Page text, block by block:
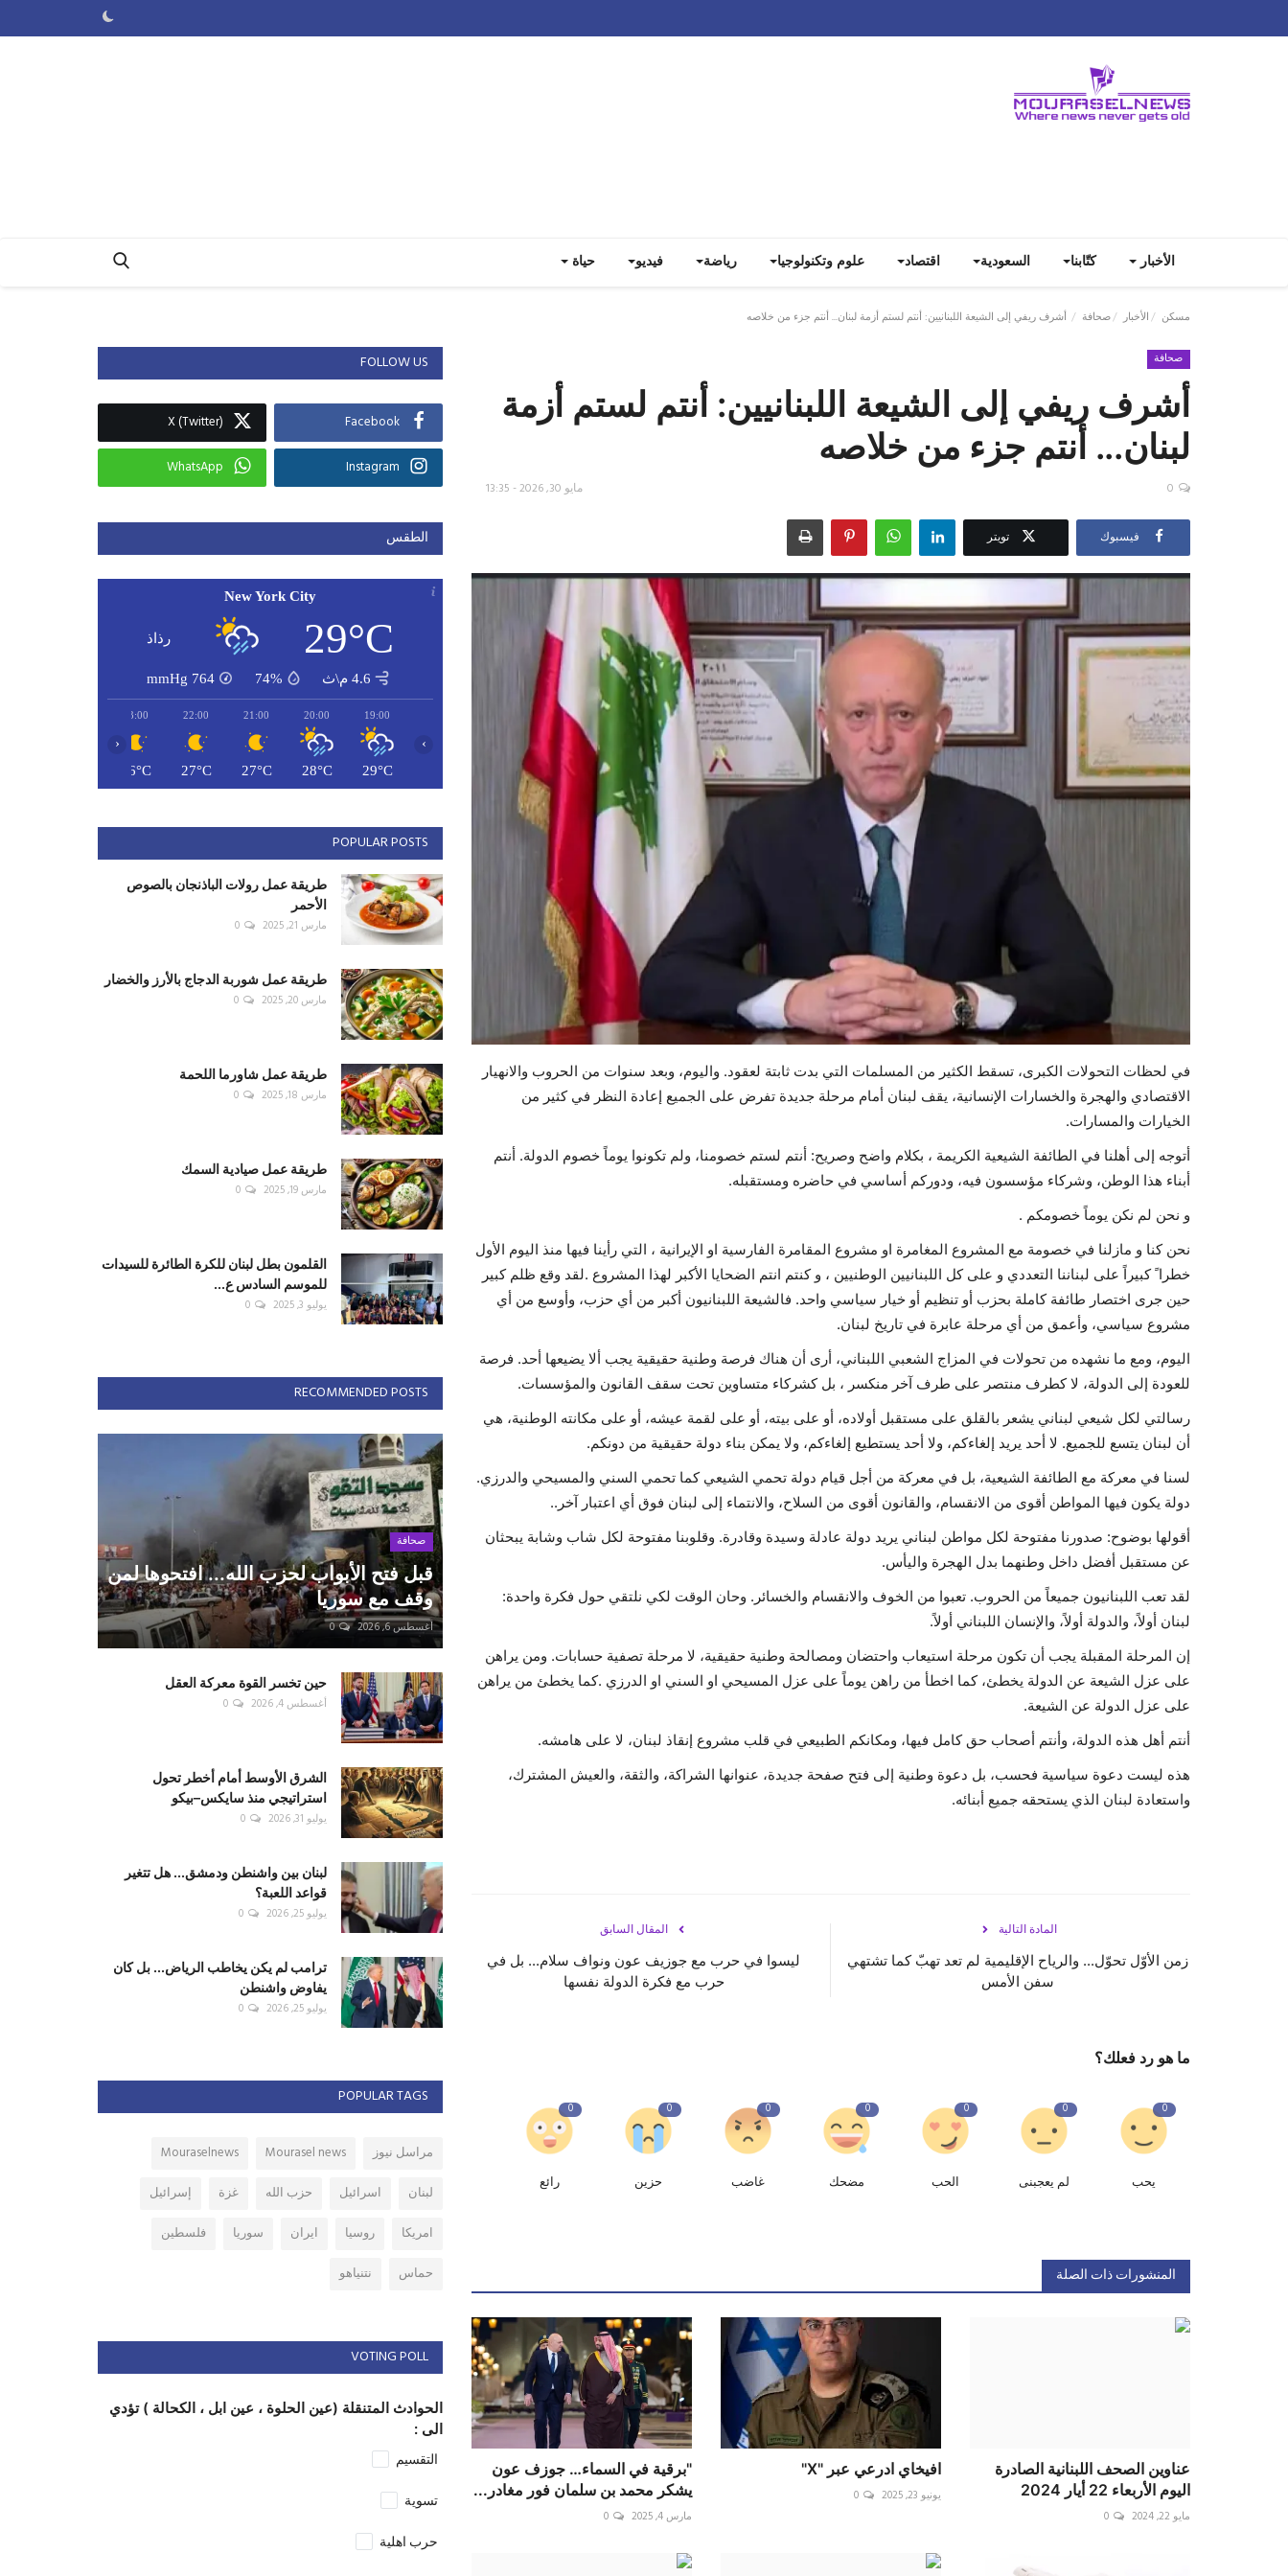
الأخبار كتّابنا السعودية اقتصاد علوم وتكنولوجيا رياضة فيديو حياة
مسكن الأخبار صحافة أشرف ريفي إلى الشيعة اللبنانيين: أنتم لستم أزمة لبنان... أنتم جزء من خلاصه
صحافة
أشرف ريفي إلى الشيعة اللبنانيين: أنتم لستم أزمة
لبنان... أنتم جزء من خلاصه
مايو 30, 2026 - 13:35 0
فيسبوك تويتر
في لحظات التحولات الكبرى، تسقط الكثير من المسلمات التي بدت ثابتة لعقود. واليوم، وبعد سنوات من الحروب والانهيار
الاقتصادي والهجرة والخسارات الإنسانية، يقف لبنان أمام مرحلة جديدة تفرض على الجميع إعادة النظر في كثير من
الخيارات والمسارات.
أتوجه إلى أهلنا في الطائفة الشيعية الكريمة ، بكلام واضح وصريح: أنتم لستم خصومنا، ولم تكونوا يوماً خصوم الدولة. أنتم
أبناء هذا الوطن، وشركاء مؤسسون فيه، ودوركم أساسي في حاضره ومستقبله.
و نحن لم نكن يوماً خصومكم .
نحن كنا و مازلنا في خصومة مع المشروع المغامرة او مشروع المقامرة الفارسية او الإيرانية ، التي رأينا فيها منذ اليوم الأول
خطرا ً كبيراً على لبناننا التعددي و على كل اللبنانيين الوطنيين ، و كنتم انتم الضحايا الأكبر لهذا المشروع .لقد وقع ظلم كبير
حين جرى اختصار طائفة كاملة بحزب أو تنظيم أو خيار سياسي واحد. فالشيعة اللبنانيون أكبر من أي حزب، وأوسع من أي
مشروع سياسي، وأعمق من أي مرحلة عابرة في تاريخ لبنان.
اليوم، ومع ما نشهده من تحولات في المزاج الشعبي اللبناني، أرى أن هناك فرصة وطنية حقيقية يجب ألا يضيعها أحد. فرصة
للعودة إلى الدولة، لا كطرف منتصر على طرف آخر منكسر ، بل كشركاء متساوين تحت سقف القانون والمؤسسات.
رسالتي لكل شيعي لبناني يشعر بالقلق على مستقبل أولاده، أو على بيته، أو على لقمة عيشه، أو على مكانته الوطنية، هي
أن لبنان يتسع للجميع. لا أحد يريد إلغاءكم، ولا أحد يستطيع إلغاءكم، ولا يمكن بناء دولة حقيقية من دونكم.
لسنا في معركة مع الطائفة الشيعية، بل في معركة من أجل قيام دولة تحمي الشيعي كما تحمي السني والمسيحي والدرزي.
دولة يكون فيها المواطن أقوى من الانقسام، والقانون أقوى من السلاح، والانتماء إلى لبنان فوق أي اعتبار آخر..
أقولها بوضوح: صدورنا مفتوحة لكل مواطن لبناني يريد دولة عادلة وسيدة وقادرة. وقلوبنا مفتوحة لكل شاب وشابة يبحثان
عن مستقبل أفضل داخل وطنهما بدل الهجرة واليأس.
لقد تعب اللبنانيون جميعاً من الحروب. تعبوا من الخوف والانقسام والخسائر. وحان الوقت لكي نلتقي حول فكرة واحدة:
لبنان أولاً، والدولة أولاً، والإنسان اللبناني أولاً.
إن المرحلة المقبلة يجب أن تكون مرحلة استيعاب واحتضان ومصالحة وطنية حقيقية، لا مرحلة تصفية حسابات. ومن يراهن
على عزل الشيعة عن الدولة يخطئ، كما اخطأ من راهن يوماً على عزل المسيحي او السني او الدرزي .كما يخطئ من يراهن
على عزل الدولة عن الشيعة.
أنتم أهل هذه الدولة، وأنتم أصحاب حق كامل فيها، ومكانكم الطبيعي في قلب مشروع إنقاذ لبنان، لا على هامشه.
هذه ليست دعوة سياسية فحسب، بل دعوة وطنية إلى فتح صفحة جديدة، عنوانها الشراكة، والثقة، والعيش المشترك،
واستعادة لبنان الذي يستحقه جميع أبنائه.
المقال السابق
ليسوا في حرب مع جوزيف عون ونواف سلام... بل في
حرب مع فكرة الدولة نفسها
المادة التالية
زمن الأوّل تحوّل... والرياح الإقليمية لم تعد تهبّ كما تشتهي
سفن الأمس
ما هو رد فعلك؟
0
يحب
0
لم يعجبنى
0
الحب
0
مضحك
0
غاضب
0
حزين
0
رائع
المنشورات ذات الصلة
عناوين الصحف اللبنانية الصادرة
اليوم الأربعاء 22 أيار 2024
مايو 22, 2024 0
افيخاي ادرعي عبر "X"
يونيو 23, 2025 0
"برقية في السماء… جوزف عون
يشكر محمد بن سلمان فور مغادر...
مارس 4, 2025 0
FOLLOW US
Facebook
X (Twitter)
Instagram
WhatsApp
الطقس
New York City
29°C رذاذ
4.6 م\ث 74%
764
mmHg
19:00
29°C
20:00
28°C
21:00
27°C
22:00
27°C
23:00
26°C
‹ ›
POPULAR POSTS
طريقة عمل رولات الباذنجان بالصوص
الأحمر
مارس 21, 2025 0
طريقة عمل شوربة الدجاج بالأرز والخضار
مارس 20, 2025 0
طريقة عمل شاورما اللحمة
مارس 18, 2025 0
طريقة عمل صيادية السمك
مارس 19, 2025 0
القلمون بطل لبنان للكرة الطائرة للسيدات
للموسم السادس ع...
يوليو 3, 2025 0
RECOMMENDED POSTS
صحافة
قبل فتح الأبواب لحزب الله... افتحوها لمن
وقف مع سوريا
أغسطس 6, 2026 0
حين تخسر القوة معركة العقل
أغسطس 4, 2026 0
الشرق الأوسط أمام أخطر تحول
استراتيجي منذ سايكس–بيكو
يوليو 31, 2026 0
لبنان بين واشنطن ودمشق... هل تتغير
قواعد اللعبة؟
يوليو 25, 2026 0
ترامب لم يكن يخاطب الرياض... بل كان
يفاوض واشنطن
يوليو 25, 2026 0
POPULAR TAGS
مراسل نيوز Mourasel news
Mouraselnews
لبنان
اسرائيل حزب الله غزة
إسرائيل
امريكا
روسيا ايران سوريا
فلسطين
حماس
نتنياهو
VOTING POLL
الحوادث المتنقلة (عين الحلوة ، عين ابل ، الكحالة ) تؤدي
الى :
التقسيم
تسوية
حرب اهلية